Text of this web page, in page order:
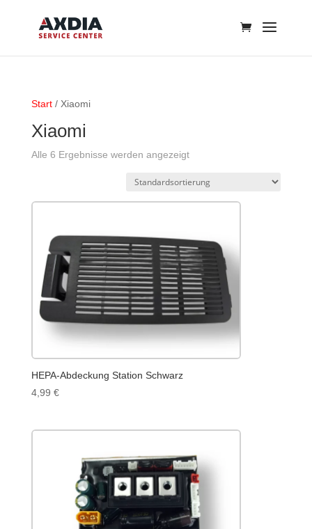
Start/ Xiaomi
Xiaomi
Alle 6 Ergebnisse werden angezeigt
HEPA-Abdeckung Station Schwarz
4,99 €